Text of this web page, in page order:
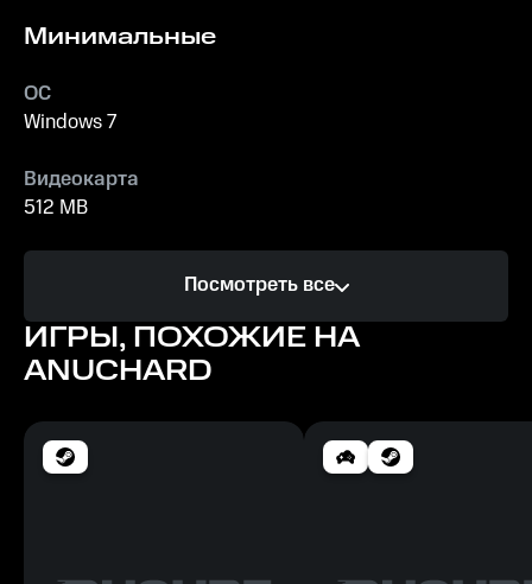
Минимальные
ОС
Windows 7
Видеокарта
512 MB
Память
2 ГБ
Посмотреть все
ИГРЫ, ПОХОЖИЕ НА
ANUCHARD